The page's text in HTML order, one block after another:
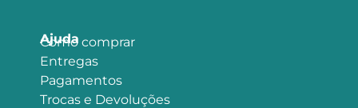
Ajuda
Como comprar
Entregas
Pagamentos
Trocas e Devoluções